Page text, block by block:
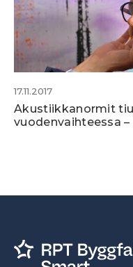
17.11.2017
Akustiikkanormit
vuodenvaihteessa